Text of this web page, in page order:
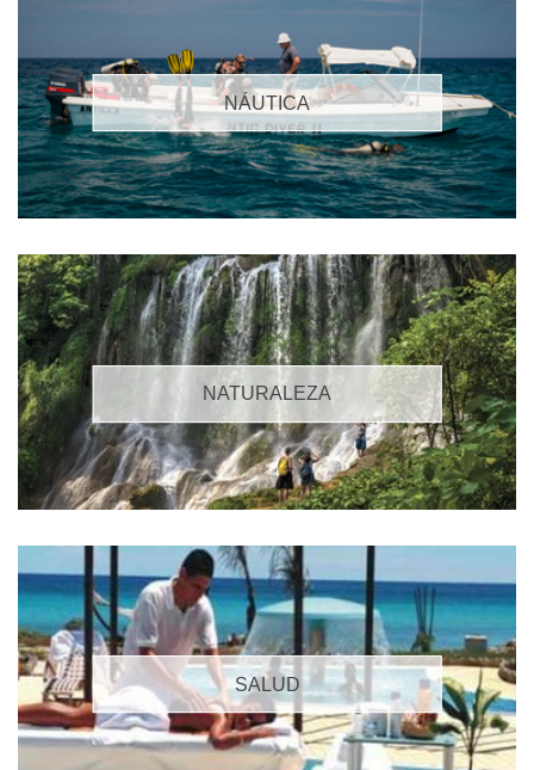
NÁUTICA
NATURALEZA
SALUD